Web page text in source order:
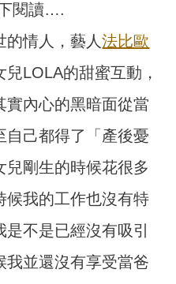
閱讀….
的情人，藝人法比歐
兒LOLA的甜蜜互動，
實內心的黑暗面從當
自己都得了「產後憂
兒剛生的時候花很多
候我的工作也沒有特
不是已經沒有吸引
我並還沒有享受當爸